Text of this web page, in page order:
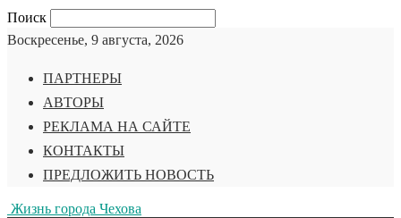
Поиск
Воскресенье, 9 августа, 2026
ПАРТНЕРЫ
АВТОРЫ
РЕКЛАМА НА САЙТЕ
КОНТАКТЫ
ПРЕДЛОЖИТЬ НОВОСТЬ
Жизнь города Чехова